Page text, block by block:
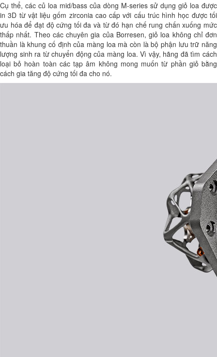
Cụ thể, các củ loa mid/bass của dòng M-series sử dụng giỏ loa được
in 3D từ vật liệu gốm zirconia cao cấp với cấu trúc hình học được tối
ưu hóa để đạt độ cứng tối đa và từ đó hạn chế rung chấn xuống mức
thấp nhất. Theo các chuyên gia của Borresen, giỏ loa không chỉ đơn
thuần là khung cố định của màng loa mà còn là bộ phận lưu trữ năng
lượng sinh ra từ chuyển động của màng loa. Vì vậy, hãng đã tìm cách
loại bỏ hoàn toàn các tạp âm không mong muốn từ phần giỏ bằng
cách gia tăng độ cứng tối đa cho nó.